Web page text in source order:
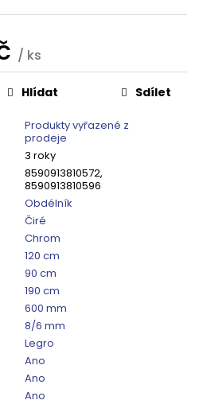
/ ks
Produkty vyřazené z
prodeje
3 roky
8590913810572,
8590913810596
Obdélník
Čiré
Chrom
120 cm
90 cm
190 cm
600 mm
8/6 mm
Legro
Ano
Ano
Ano
Hlídat Sdílet